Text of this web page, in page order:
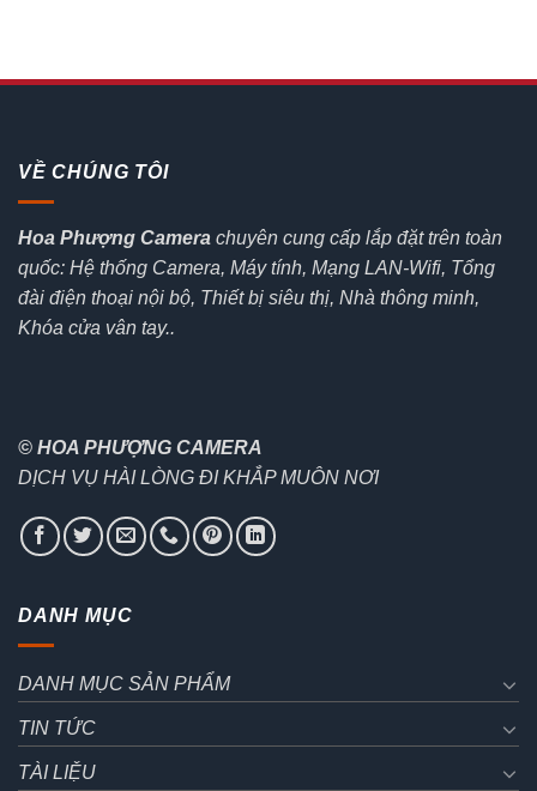
VỀ CHÚNG TÔI
Hoa Phượng Camera chuyên cung cấp lắp đặt trên toàn
quốc: Hệ thống Camera, Máy tính, Mạng LAN-Wifi, Tổng
đài điện thoại nội bộ, Thiết bị siêu thị, Nhà thông minh,
Khóa cửa vân tay..
© HOA PHƯỢNG CAMERA
DỊCH VỤ HÀI LÒNG ĐI KHẮP MUÔN NƠI
DANH MỤC
DANH MỤC SẢN PHẨM
TIN TỨC
TÀI LIỆU